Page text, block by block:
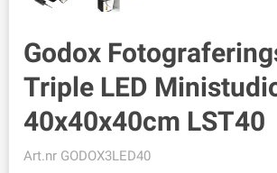
Godox
Triple LED
40x40x40cm LST40
Art.nr GODOX3LED40